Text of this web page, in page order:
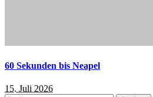
60 Sekunden bis Neapel
15. Juli 2026